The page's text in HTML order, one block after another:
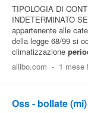
TIPOLOGIA DI
INDETERMINATO
appartenente alle
della legge 68/99 si
climatizzazione
allibo.com - 1 mese
Oss - bollate (mi)